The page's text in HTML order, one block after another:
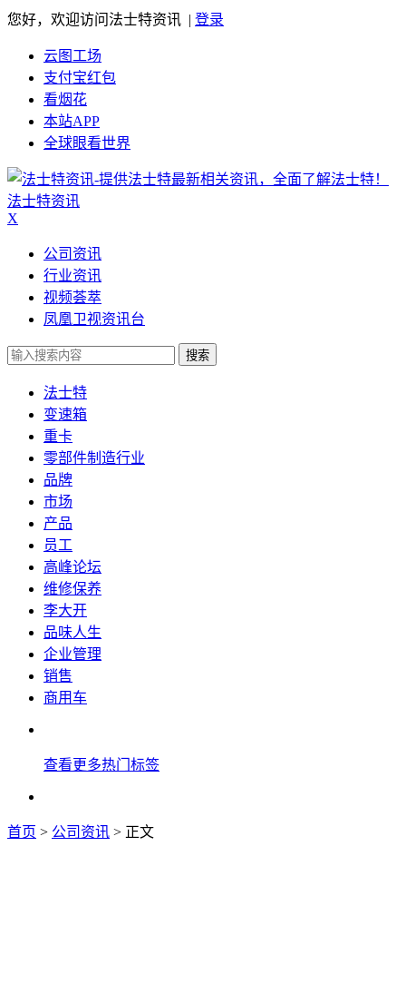
您好，欢迎访问法士特资讯 | 登录
云图工场
支付宝红包
看烟花
本站APP
全球眼看世界
法士特资讯
X
公司资讯
行业资讯
视频荟萃
凤凰卫视资讯台
搜索
法士特
变速箱
重卡
零部件制造行业
品牌
市场
产品
员工
高峰论坛
维修保养
李大开
品味人生
企业管理
销售
商用车
查看更多热门标签
首页 > 公司资讯 > 正文